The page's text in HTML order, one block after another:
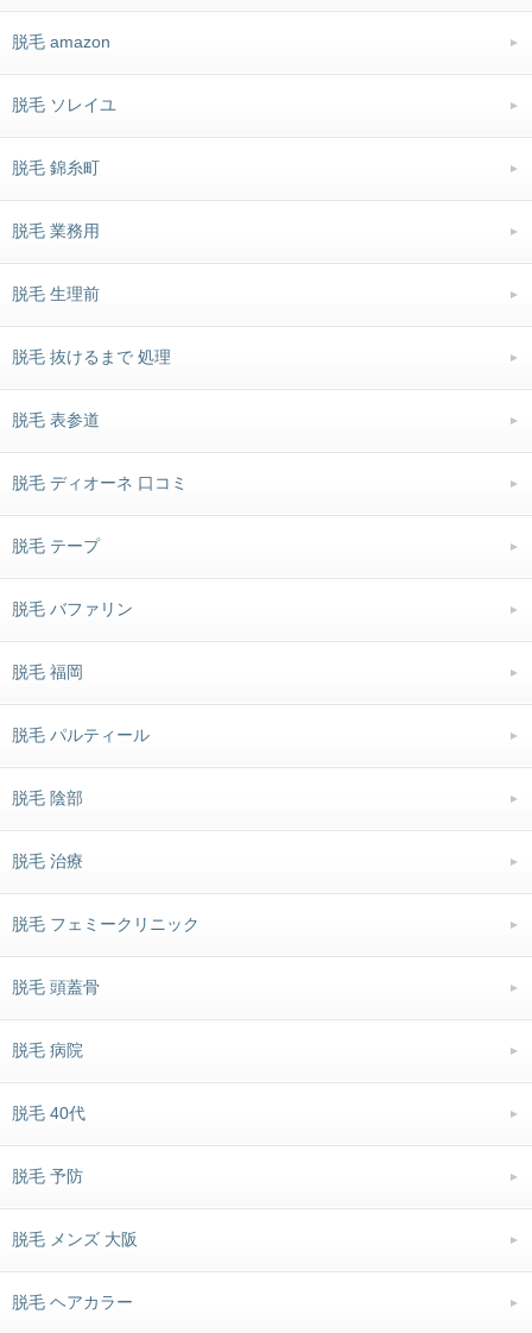
脱毛 amazon
脱毛 ソレイユ
脱毛 錦糸町
脱毛 業務用
脱毛 生理前
脱毛 抜けるまで 処理
脱毛 表参道
脱毛 ディオーネ 口コミ
脱毛 テープ
脱毛 バファリン
脱毛 福岡
脱毛 パルティール
脱毛 陰部
脱毛 治療
脱毛 フェミークリニック
脱毛 頭蓋骨
脱毛 病院
脱毛 40代
脱毛 予防
脱毛 メンズ 大阪
脱毛 ヘアカラー